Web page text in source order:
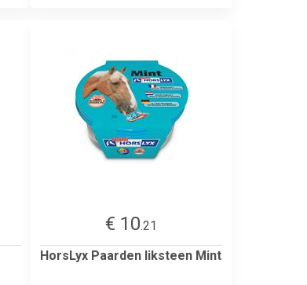
€ 10.21
HorsLyx Paarden liksteen Mint